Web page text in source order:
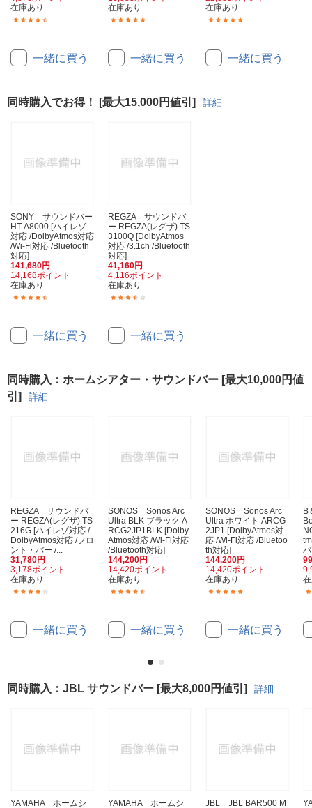
在庫あり
一緒に買う
在庫あり
一緒に買う
在庫あり
一緒に買う
同時購入でお得！ [最大15,000円値引] 詳細
SONY サウンドバー
HT-A8000 [ハイレゾ
対応 /DolbyAtmos対応
/Wi-Fi対応 /Bluetooth
対応]
141,680円
14,168ポイント
在庫あり
一緒に買う
REGZA サウンドバ
ー REGZA(レグザ) TS
3100Q [DolbyAtmos
対応 /3.1ch /Bluetooth
対応]
41,160円
4,116ポイント
在庫あり
一緒に買う
同時購入：ホームシアター・サウンドバー [最大10,000円値
引]
詳細
REGZA サウンドバ
ー REGZA(レグザ) TS
216G [ハイレゾ対応 /
DolbyAtmos対応 /フロ
ント・バー /...
31,780円
3,178ポイント
在庫あり
一緒に買う
SONOS Sonos Arc
Ultra BLK ブラック A
RCG2JP1BLK [Dolby
Atmos対応 /Wi-Fi対応
/Bluetooth対応]
144,200円
14,420ポイント
在庫あり
一緒に買う
SONOS Sonos Arc
Ultra ホワイト ARCG
2JP1 [DolbyAtmos対
応 /Wi-Fi対応 /Bluetoo
th対応]
144,200円
14,420ポイント
在庫あり
一緒に買う
B
同時購入：JBL サウンドバー [最大8,000円値引] 詳細
YAMAHA ホームシ
YAMAHA ホームシ
JBL JBL BAR500 M